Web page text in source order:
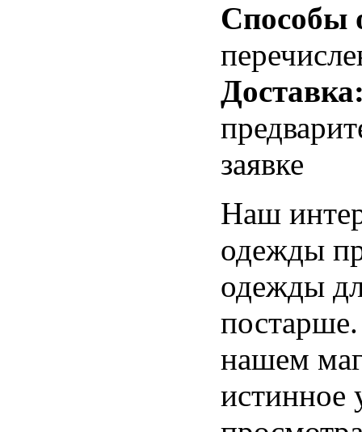
Способы
заявке
Наш
одежды
одежды
нашем
истинное